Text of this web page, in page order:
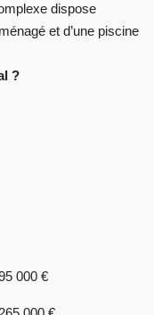
dispose
et d’une piscine
?
000 €